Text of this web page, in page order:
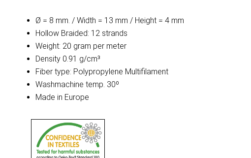
Ø = 8 mm. / Width = 13 mm / Height = 4 mm
Hollow Braided: 12 strands
Weight: 20 gram per meter
Density 0.91 g/cm³
Fiber type: Polypropylene Multifilament
Washmachine temp. 30º
Made in Europe